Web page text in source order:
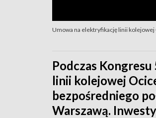
Umowa na elektryfikację linii kolejowej
Podczas
linii kolejowej
bezpośredniego
Warszawą.